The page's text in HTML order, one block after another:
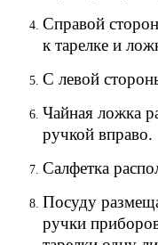
Справой
к тарелке и
С левой
Чайная ложка
ручкой вправо.
Салфетка
Посуду
ручки